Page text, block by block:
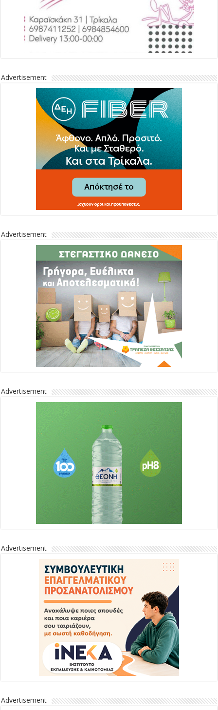
Advertisement
Advertisement
Advertisement
Advertisement
Advertisement